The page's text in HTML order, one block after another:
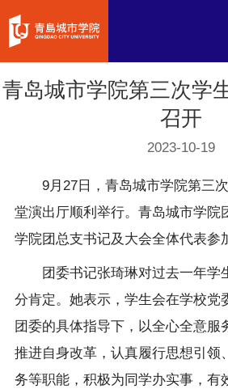
青岛城市学院第三次学
召开
2023-10-19
9月27日，青岛城市学院第三次
堂演出厅顺利举行。青岛城市学院
学院团总支书记及大会全体代表参
团委书记张琦琳对过去一年学
分肯定。她表示，学生会在学校党
团委的具体指导下，以全心全意服
推进自身改革，认真履行思想引领
务等职能，积极为同学办实事，有